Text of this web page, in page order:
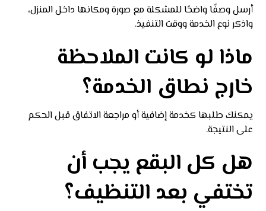
أرسل وصفًا واضحًا للمشكلة مع صورة ومكانها داخل المنزل،
واذكر نوع الخدمة ووقت التنفيذ.
ماذا لو كانت الملاحظة
خارج نطاق الخدمة؟
يمكنك طلبها كخدمة إضافية أو مراجعة الاتفاق قبل الحكم
على النتيجة.
هل كل البقع يجب أن
تختفي بعد التنظيف؟